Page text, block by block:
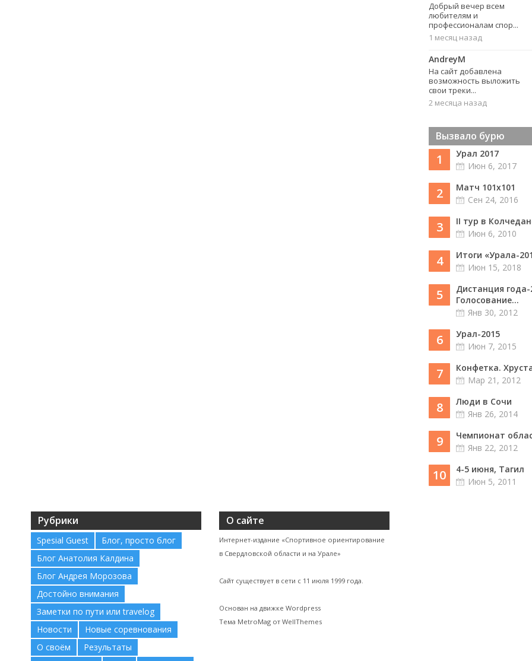
Добрый вечер всем
любителям и
профессионалам спор...
1 месяц назад
AndreyM
На сайт добавлена
возможность выложить
свои треки...
2 месяца назад
Вызвало бурю
1
Урал 2017
Июн 6, 2017
2
Матч 101х101
Сен 24, 2016
3
II тур в
Июн 6, 2010
4
Итоги «Урала-
Июн 15, 2018
5
Дистанция года-
Голосование...
Янв 30, 2012
6
Урал-2015
Июн 7, 2015
7
Конфетка.
Мар 21, 2012
8
Люди в Сочи
Янв 26, 2014
9
Чемпионат
Янв 22, 2012
10
4-5 июня, Тагил
Июн 5, 2011
Рубрики
Spesial Guest
Блог, просто блог
Блог Анатолия Калдина
Блог Андрея Морозова
Достойно внимания
Заметки по пути или travelog
Новости
Новые соревнования
О своём
Результаты
О сайте
Интернет-издание «Спортивное ориентирование
в Свердловской области и на Урале»
Сайт существует в сети с 11 июля 1999 года.
Основан на движке Wordpress
Тема MetroMag от WellThemes